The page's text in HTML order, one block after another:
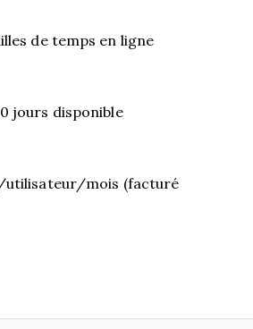
de temps en ligne
jours disponible
utilisateur/mois (facturé